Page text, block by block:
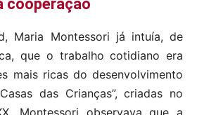
cooperação
Maria Montessori já intuía, de
que o trabalho cotidiano era
mais ricas do desenvolvimento
das Crianças”, criadas no